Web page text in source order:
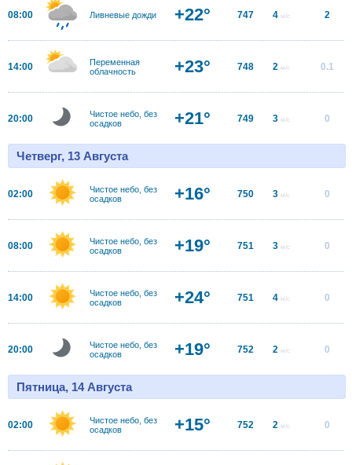
08:00 Ливневые дожди +22° 747 4 м/с 2
14:00
Переменная
облачность
+23° 748 2 м/с 0.1
20:00
Чистое небо, без
осадков
+21° 749 3 м/с 0
Четверг, 13 Августа
02:00
Чистое небо, без
осадков
+16° 750 3 м/с 0
08:00
Чистое небо, без
осадков
+19° 751 3 м/с 0
14:00
Чистое небо, без
осадков
+24° 751 4 м/с 0
20:00
Чистое небо, без
осадков
+19° 752 2 м/с 0
Пятница, 14 Августа
02:00
Чистое небо, без
осадков
+15° 752 2 м/с 0